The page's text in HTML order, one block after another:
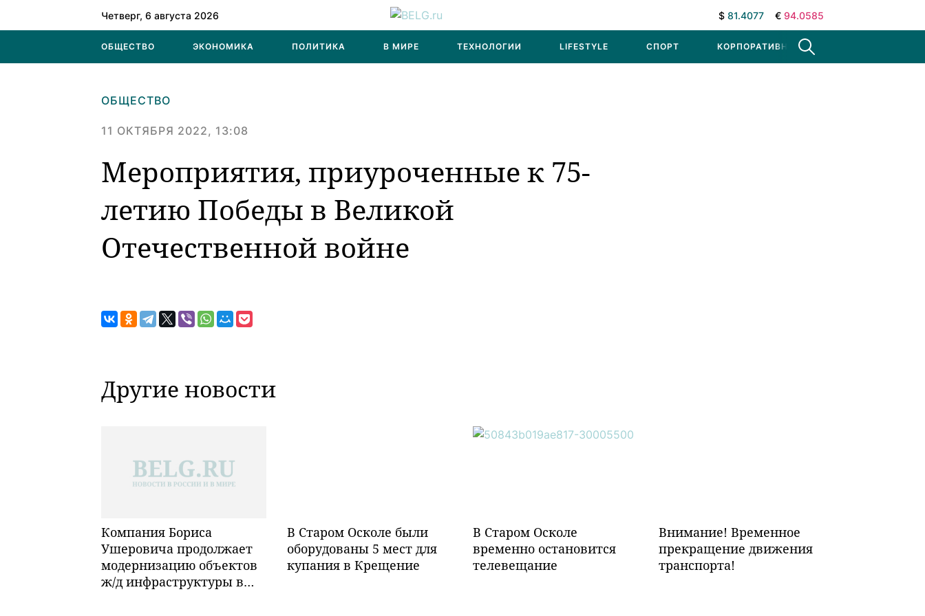
Четверг, 6 августа 2026 $ 81.4077 € 94.0585
ОБЩЕСТВО ЭКОНОМИКА ПОЛИТИКА В МИРЕ ТЕХНОЛОГИИ LIFESTYLE СПОРТ КОРПОРАТИВНЫЕ НОВОСТИ
ОБЩЕСТВО
11 ОКТЯБРЯ 2022, 13:08
Мероприятия, приуроченные к 75-
летию Победы в Великой
Отечественной войне
Другие новости
Компания Бориса
Ушеровича продолжает
модернизацию объектов
ж/д инфраструктуры в
В Старом Осколе были
оборудованы 5 мест для
купания в Крещение
В Старом Осколе
временно остановится
телевещание
Внимание! Временное
прекращение движения
транспорта!